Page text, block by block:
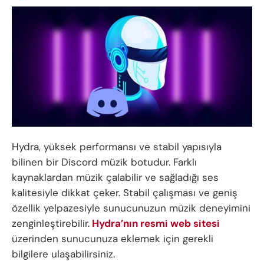
Hydra, yüksek performansı ve stabil yapısıyla
bilinen bir Discord müzik botudur. Farklı
kaynaklardan müzik çalabilir ve sağladığı ses
kalitesiyle dikkat çeker. Stabil çalışması ve geniş
özellik yelpazesiyle sunucunuzun müzik deneyimini
zenginleştirebilir. Hydra’nın resmi web sitesi
üzerinden sunucunuza eklemek için gerekli
bilgilere ulaşabilirsiniz.